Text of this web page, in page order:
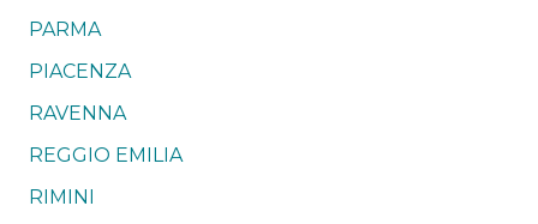
PARMA
PIACENZA
RAVENNA
REGGIO EMILIA
RIMINI